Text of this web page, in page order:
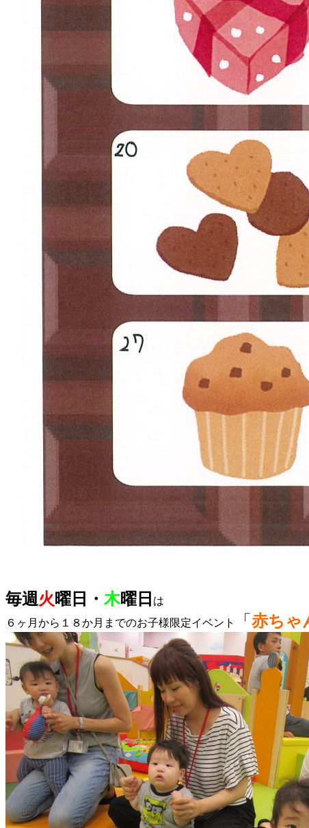
毎週火曜日・ 木曜日 は
６ヶ月から１８か月までのお子様限定イベント
「 赤ちゃ